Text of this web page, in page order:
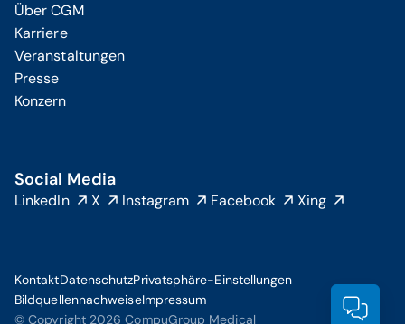
Über CGM
Karriere
Veranstaltungen
Presse
Konzern
Social Media
LinkedIn X Instagram Facebook Xing
© Copyright 2026 CompuGroup Medical
KontaktDatenschutzPrivatsphäre-Einstellungen
BildquellennachweiseImpressum